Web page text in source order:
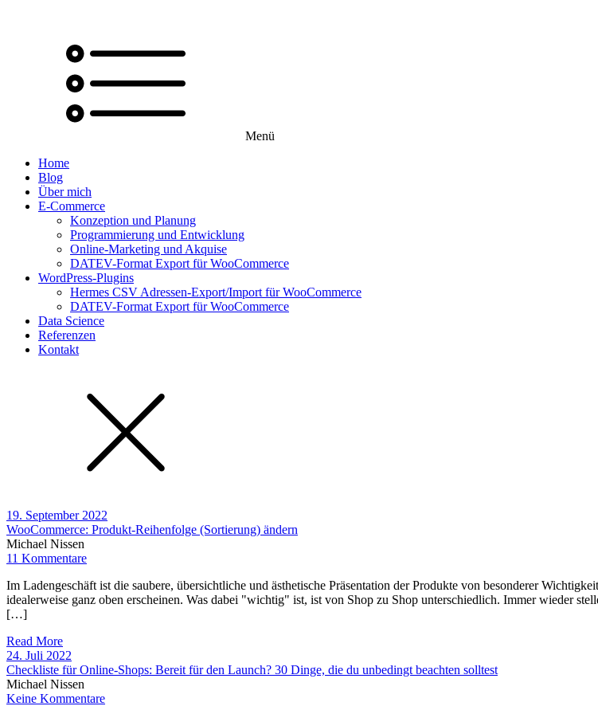
Menü
Home
Blog
Über mich
E-Commerce
Konzeption und Planung
Programmierung und Entwicklung
Online-Marketing und Akquise
DATEV-Format Export für WooCommerce
WordPress-Plugins
Hermes CSV Adressen-Export/Import für WooCommerce
DATEV-Format Export für WooCommerce
Data Science
Referenzen
Kontakt
19. September 2022
WooCommerce: Produkt-Reihenfolge (Sortierung) ändern
Michael Nissen
11 Kommentare
Im Ladengeschäft ist die saubere, übersichtliche und ästhetische Präsentation der Produkte von besonderer
idealerweise ganz oben erscheinen. Was dabei "wichtig" ist, ist von Shop zu Shop unterschiedlich. Immer wieder
[…]
Read More
24. Juli 2022
Checkliste für Online-Shops: Bereit für den Launch? 30 Dinge, die du unbedingt beachten solltest
Michael Nissen
Keine Kommentare